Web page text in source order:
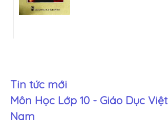
Tin tức mới
Môn Học Lớp 10 - Giáo Dục Việt
Nam